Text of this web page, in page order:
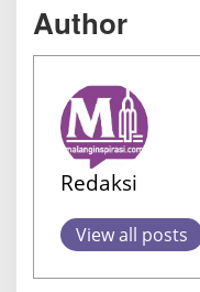
Author
Redaksi
View all posts